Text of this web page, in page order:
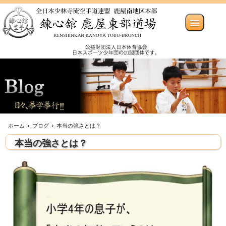
ホーム ブログ 本当の強さとは？
本当の強さとは？